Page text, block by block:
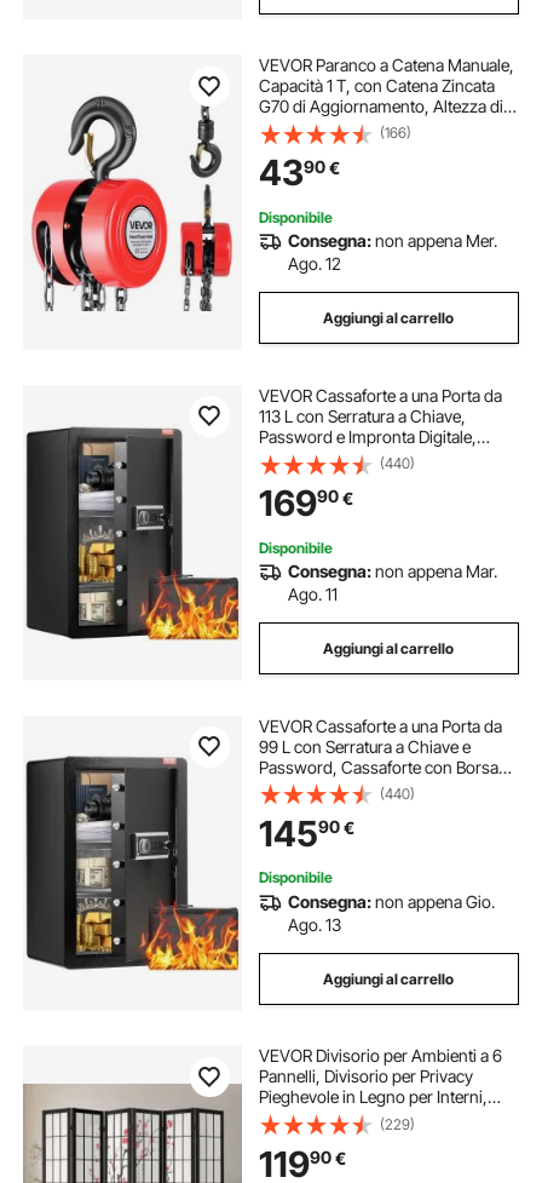
VEVOR Paranco a Catena Manuale,
Capacità 1 T, con Catena Zincata
G70 di Aggiornamento, Altezza di
Sollevamento 6 m, Paranco a
Puleggia per Macchinari
Automobilistici da Magazzino,
Rosso
(166)
4390€
Disponibile
Consegna:non appena Mer.
Ago. 12
Aggiungi al carrello
VEVOR Cassaforte a una Porta da
113 L con Serratura a Chiave,
Password e Impronta Digitale,
Cassaforte con Borsa Ignifuga,
Portachiavi, Luce LED e 2 Divisori
Regolabili, per Denaro, Documenti e
Bijoux, Nero
(440)
16990€
Disponibile
Consegna:non appena Mar.
Ago. 11
Aggiungi al carrello
VEVOR Cassaforte a una Porta da
99 L con Serratura a Chiave e
Password, Cassaforte con Borsa
Ignifuga, Portachiavi, Luce LED, 2
Divisori Regolabili Rimovibili, per
Denaro, Documenti e Gioielli, Nero
(440)
14590€
Disponibile
Consegna:non appena Gio.
Ago. 13
Aggiungi al carrello
VEVOR Divisorio per Ambienti a 6
Pannelli, Divisorio per Privacy
Pieghevole in Legno per Interni,
Divisori Giapponesi, Divisorio
Decorativo Portatile, Separazione di
Ambienti, Casa, Camera da Letto
(229)
11990€